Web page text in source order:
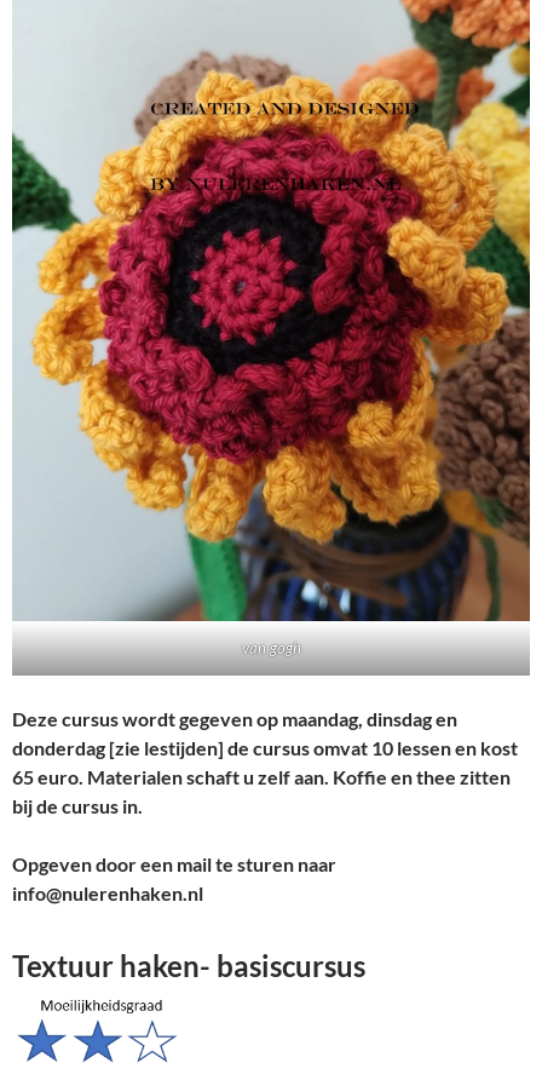
van gogh
Deze cursus wordt gegeven op maandag, dinsdag en
donderdag [zie lestijden] de cursus omvat 10 lessen en kost
65 euro. Materialen schaft u zelf aan. Koffie en thee zitten
bij de cursus in.
Opgeven door een mail te sturen naar
info@nulerenhaken.nl
Textuur haken- basiscursus